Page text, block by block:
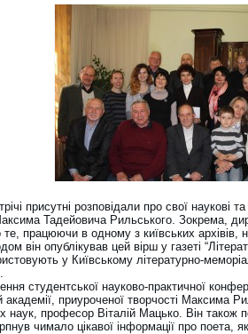
присутні розповідали про свої наукові
Тадейовича Рильського. Зокрема,
те, працюючи в одному з київських архівів,
він опублікував цей вірш у газеті
у Київському літературно-
студентської науково-практичної
академії, приуроченої творчості Максима
наук, професор Віталій Мацько. Він також
чимало цікавої інформації про поета,